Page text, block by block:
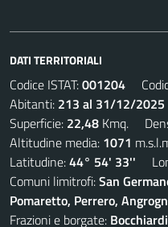
DATI TERRITORIALI
Codice ISTAT:001204
Abitanti: 213 al 31/12/2025
Superficie: 22,48 Kmq.
Altitudine media: 1071
Latitudine:44° 54' 33''
Comuni limitrofi:San
Pomaretto, Perrero,
Frazioni e borgate: